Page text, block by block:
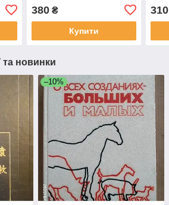
380₴
Купити
310
та новинки
–10%